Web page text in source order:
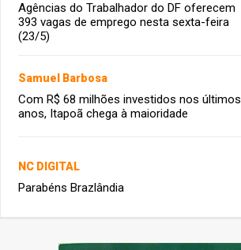
Agências do Trabalhador do DF oferecem
393 vagas de emprego nesta sexta-feira
(23/5)
Samuel Barbosa
Com R$ 68 milhões investidos nos últimos
anos, Itapoã chega à maioridade
NC DIGITAL
Parabéns Brazlândia